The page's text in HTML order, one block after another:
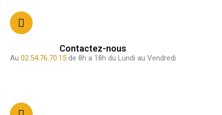
Contactez-nous
Au 02.54.76.70.15 de 8h a 18h du Lundi au Vendredi